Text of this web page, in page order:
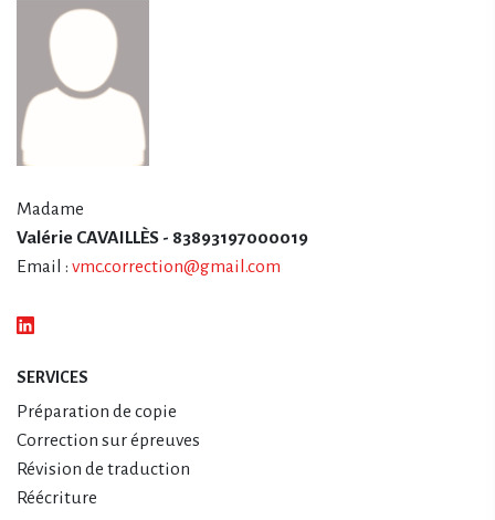
Madame
Valérie CAVAILLÈS - 83893197000019
Email : vmc.correction@gmail.com
SERVICES
Préparation de copie
Correction sur épreuves
Révision de traduction
Réécriture